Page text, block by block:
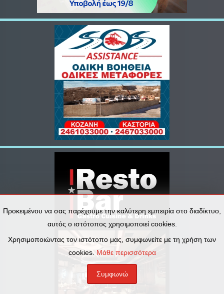
Προκειμένου να σας παρέχουμε την καλύτερη εμπειρία στο διαδίκτυο,
αυτός ο ιστότοπος χρησιμοποιεί cookies.
Χρησιμοποιώντας τον ιστότοπο μας, συμφωνείτε με τη χρήση των
cookies. Μάθε περισσότερα
Συμφωνώ